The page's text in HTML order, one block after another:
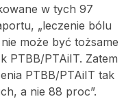
w tych 97
„leczenie bólu
może być tożsame
PTBB/PTAiIT. Zatem
PTBB/PTAiIT tak
a nie 88 proc”.